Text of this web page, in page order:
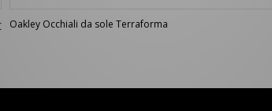
Oakley Occhiali da sole Terraforma